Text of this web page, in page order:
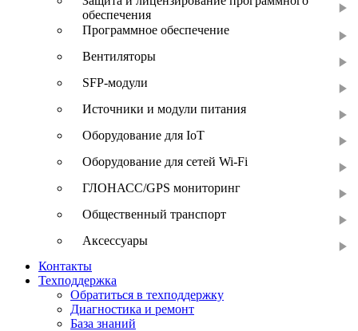
обеспечения
Программное обеспечение
Вентиляторы
SFP-модули
Источники и модули питания
Оборудование для IoT
Оборудование для сетей Wi-Fi
ГЛОНАСС/GPS мониторинг
Общественный транспорт
Аксессуары
Контакты
Техподдержка
Обратиться в техподдержку
Диагностика и ремонт
База знаний